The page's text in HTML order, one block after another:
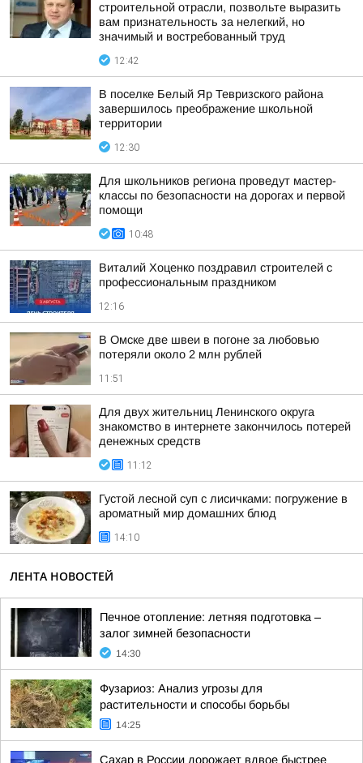
строительной отрасли, позвольте выразить
вам признательность за нелегкий, но
значимый и востребованный труд
12:42
В поселке Белый Яр Тевризского района
завершилось преображение школьной
территории
12:30
Для школьников региона проведут мастер-
классы по безопасности на дорогах и первой
помощи
10:48
Виталий Хоценко поздравил строителей с
профессиональным праздником
12:16
В Омске две швеи в погоне за любовью
потеряли около 2 млн рублей
11:51
Для двух жительниц Ленинского округа
знакомство в интернете закончилось потерей
денежных средств
11:12
Густой лесной суп с лисичками: погружение в
ароматный мир домашних блюд
14:10
ЛЕНТА НОВОСТЕЙ
Печное отопление: летняя подготовка –
залог зимней безопасности
14:30
Фузариоз: Анализ угрозы для
растительности и способы борьбы
14:25
Сахар в России дорожает вдвое быстрее